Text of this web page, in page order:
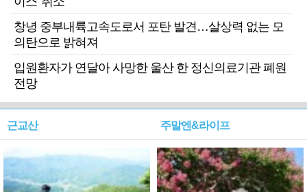
창녕 중부내륙고속도로서 포탄 발견…살상력 없는 모
의탄으로 밝혀져
입원환자가 연달아 사망한 울산 한 정신의료기관 폐원
전망
근교산 주말엔&라이프